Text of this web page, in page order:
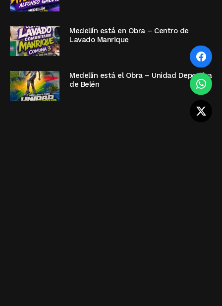
Medellín está en Obra – Centro de
Lavado Manrique
Medellín está el Obra – Unidad Deportiva
de Belén